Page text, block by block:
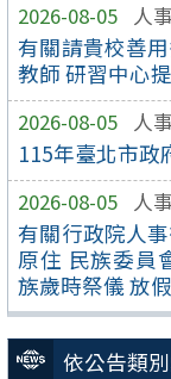
2026-08-05 人
有關請貴校善
教師 研習中心
2026-08-05 人
115年臺北市政
2026-08-05 人
有關行政院人
原住 民族委員
族歲時祭儀 放
依公告類